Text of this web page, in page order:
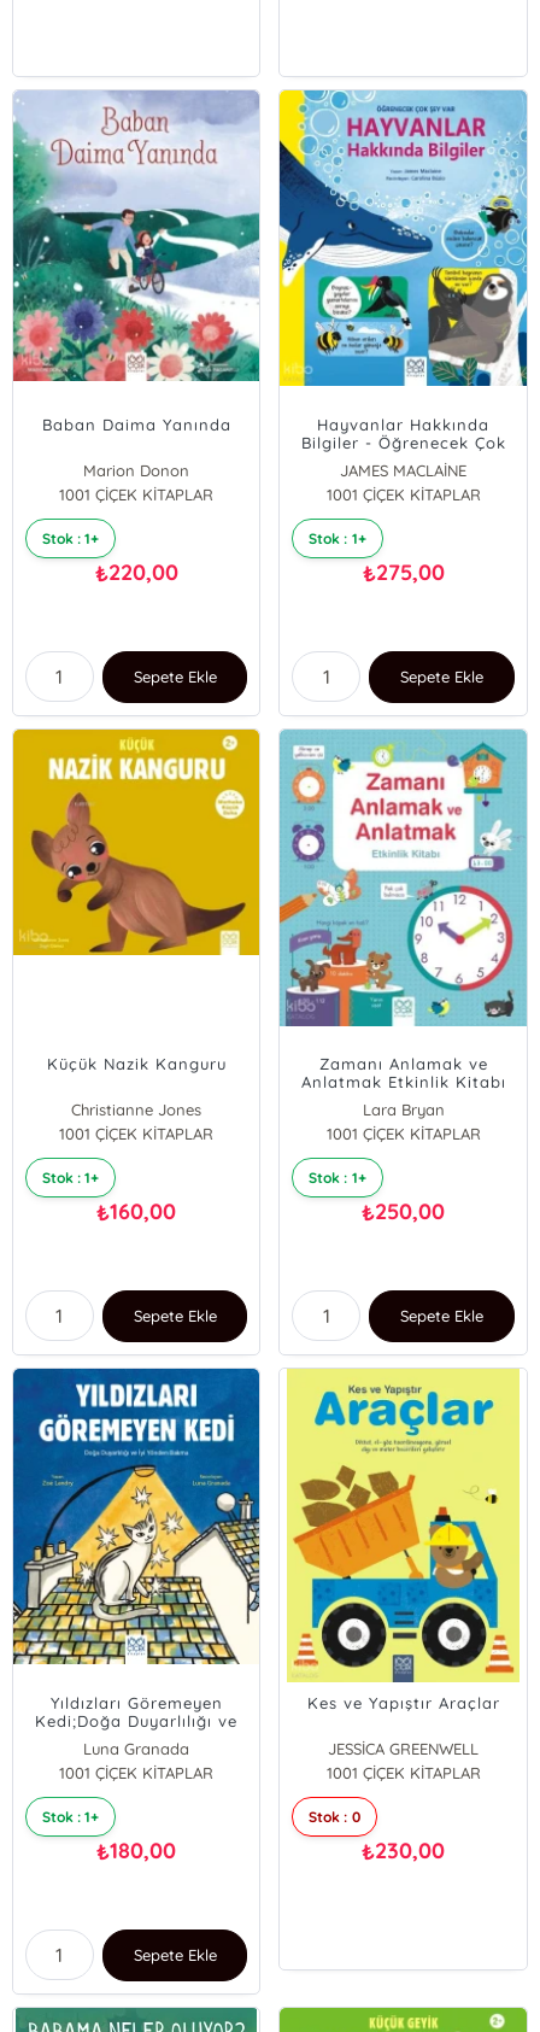
Baban Daima Yanında
Marion Donon
1001 ÇİÇEK KİTAPLAR
Stok : 1+
₺220,00
Sepete Ekle
Hayvanlar Hakkında
Bilgiler - Öğrenecek Çok
Şey Var
JAMES MACLAİNE
1001 ÇİÇEK KİTAPLAR
Stok : 1+
₺275,00
Sepete Ekle
Küçük Nazik Kanguru
Christianne Jones
Jayri Gomez
1001 ÇİÇEK KİTAPLAR
Stok : 1+
₺160,00
Sepete Ekle
Zamanı Anlamak ve
Anlatmak Etkinlik Kitabı
Lara Bryan
1001 ÇİÇEK KİTAPLAR
Stok : 1+
₺250,00
Sepete Ekle
Yıldızları Göremeyen
Kedi;Doğa Duyarlılığı ve
İyi Yönden Bakma
Luna Granada
1001 ÇİÇEK KİTAPLAR
Stok : 1+
₺180,00
Sepete Ekle
Kes ve Yapıştır Araçlar
JESSİCA GREENWELL
1001 ÇİÇEK KİTAPLAR
Stok : 0
₺230,00